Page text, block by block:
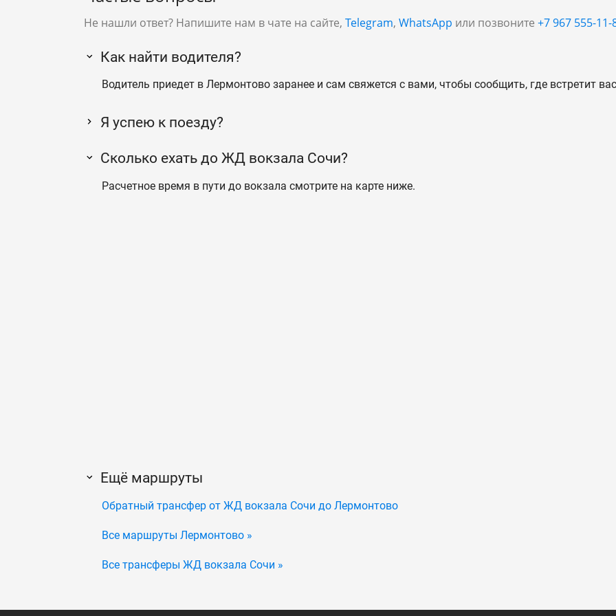
Не нашли ответ? Напишите нам в чате на сайте, Telegram, WhatsApp или позвоните +7 967 555-11-
Как найти водителя?
Водитель приедет в Лермонтово заранее и сам свяжется с вами, чтобы сообщить, где встретит
Я успею к поезду?
Сколько ехать до ЖД вокзала Сочи?
Расчетное время в пути до вокзала смотрите на карте ниже.
Ещё маршруты
Обратный трансфер от ЖД вокзала Сочи до Лермонтово
Все маршруты Лермонтово »
Все трансферы ЖД вокзала Сочи »